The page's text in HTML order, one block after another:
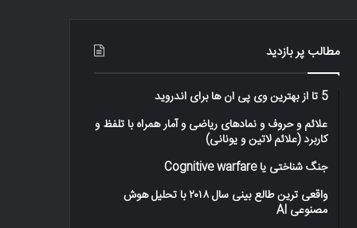
مطالب پر بازدید
5 تا از بهترین وی پی ان ها برای اندروید
علائم و حروف و نمادهای ریاضی و آمار همراه با تلفظ و
کاربرد (علائم لاتین و یونانی)
جنگ شناختی یا Cognitive warfare
واقعی ترین طالع بینی سال ۲۰۱۸ با تحلیل هوش
مصنوعی AI